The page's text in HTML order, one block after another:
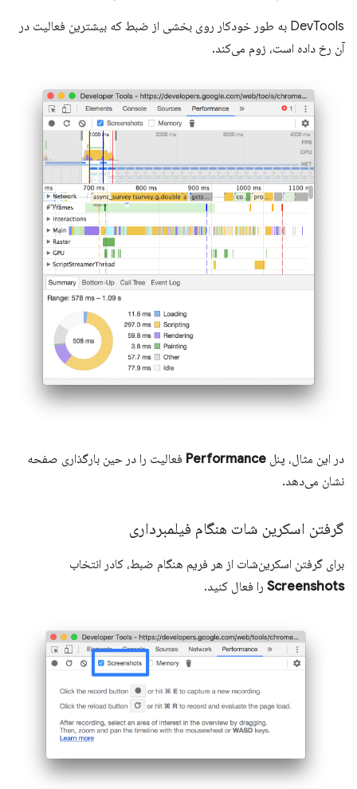
DevTools به طور خودکار روی بخشی از ضبط که بیشترین فعالیت در
آن رخ داده است، زوم می‌کند.
در این مثال، پنل Performance فعالیت را در حین بارگذاری صفحه
نشان می‌دهد.
گرفتن اسکرین شات هنگام فیلمبرداری
برای گرفتن اسکرین‌شات از هر فریم هنگام ضبط، کادر انتخاب
Screenshots را فعال کنید.